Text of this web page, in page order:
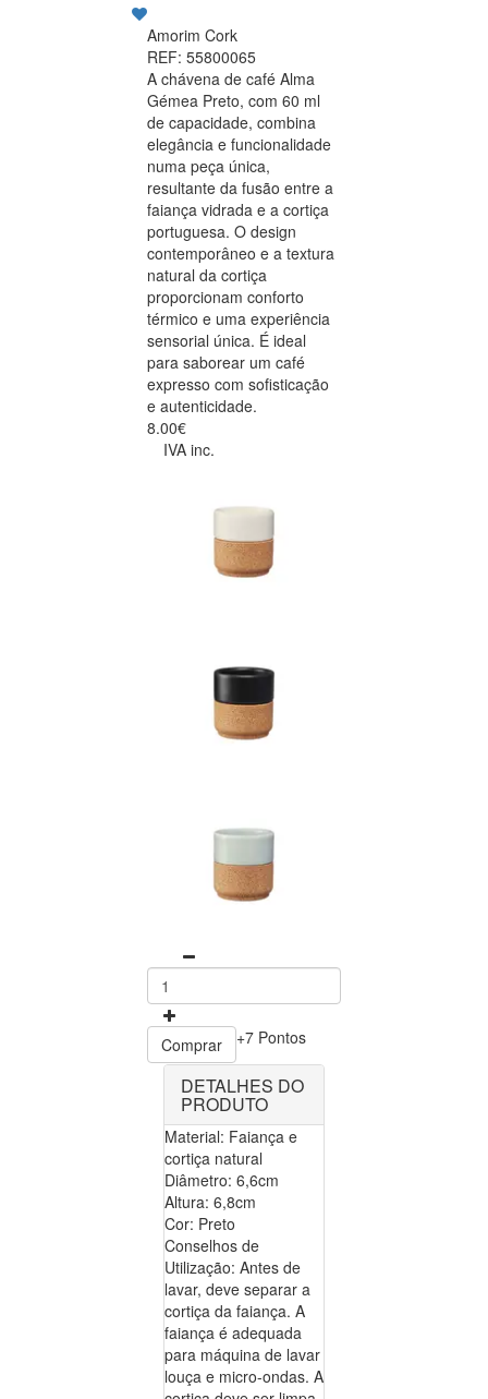
Amorim Cork
REF: 55800065
A chávena de café Alma
Gémea Preto, com 60 ml
de capacidade, combina
elegância e funcionalidade
numa peça única,
resultante da fusão entre a
faiança vidrada e a cortiça
portuguesa. O design
contemporâneo e a textura
natural da cortiça
proporcionam conforto
térmico e uma experiência
sensorial única. É ideal
para saborear um café
expresso com sofisticação
e autenticidade.
8.00€
IVA inc.
Comprar +7 Pontos
DETALHES DO
PRODUTO
Material: Faiança e
cortiça natural
Diâmetro: 6,6cm
Altura: 6,8cm
Cor: Preto
Conselhos de
Utilização: Antes de
lavar, deve separar a
cortiça da faiança. A
faiança é adequada
para máquina de lavar
louça e micro-ondas. A